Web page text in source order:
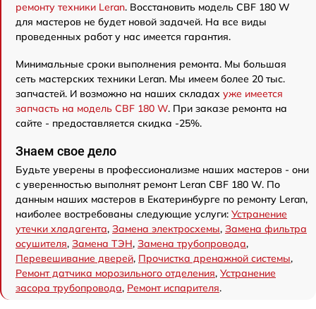
ремонту техники Leran. Восстановить модель CBF 180 W
для мастеров не будет новой задачей. На все виды
проведенных работ у нас имеется гарантия.
Минимальные сроки выполнения ремонта. Мы большая
сеть мастерских техники Leran. Мы имеем более 20 тыс.
запчастей. И возможно на наших складах уже имеется
запчасть на модель CBF 180 W. При заказе ремонта на
сайте - предоставляется скидка -25%.
Знаем свое дело
Будьте уверены в профессионализме наших мастеров - они
с уверенностью выполнят ремонт Leran CBF 180 W. По
данным наших мастеров в Екатеринбурге по ремонту Leran,
наиболее востребованы следующие услуги: Устранение
утечки хладагента, Замена электросхемы, Замена фильтра
осушителя, Замена ТЭН, Замена трубопровода,
Перевешивание дверей, Прочистка дренажной системы,
Ремонт датчика морозильного отделения, Устранение
засора трубопровода, Ремонт испарителя.